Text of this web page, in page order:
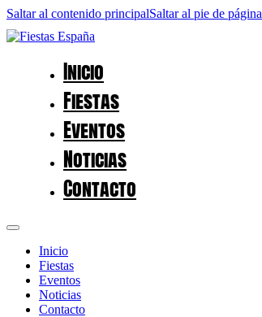
Saltar al contenido principalSaltar al pie de página
Inicio
Fiestas
Eventos
Noticias
Contacto
Inicio
Fiestas
Eventos
Noticias
Contacto